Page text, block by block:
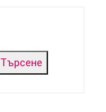
Търсене